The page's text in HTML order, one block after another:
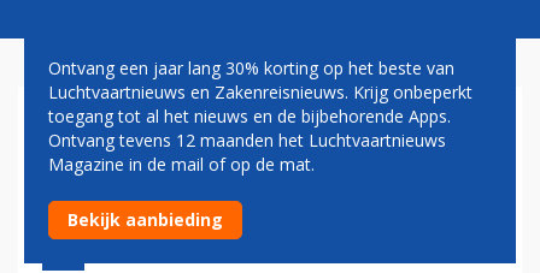
HOLIDAY INN DALLAS WORDT
HOTEL INDIGO
21 maart 2006 - 1:00
Ontvang een jaar lang 30% korting op het beste van
Luchtvaartnieuws en Zakenreisnieuws. Krijg onbeperkt
toegang tot al het nieuws en de bijbehorende Apps.
Ontvang tevens 12 maanden het Luchtvaartnieuws
Magazine in de mail of op de mat.
Bekijk aanbieding